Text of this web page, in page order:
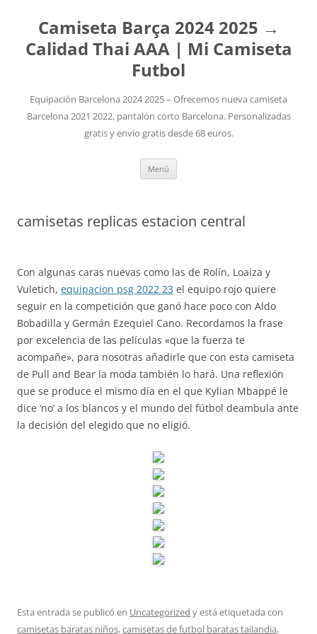
Camiseta Barça 2024 2025 →
Calidad Thai AAA | Mi Camiseta
Futbol
Equipación Barcelona 2024 2025 – Ofrecemos nueva camiseta
Barcelona 2021 2022, pantalón corto Barcelona. Personalizadas
gratis y envío gratis desde 68 euros.
Menú
camisetas replicas estacion central
Con algunas caras nuevas como las de Rolín, Loaiza y
Vuletich, equipacion psg 2022 23 el equipo rojo quiere
seguir en la competición que ganó hace poco con Aldo
Bobadilla y Germán Ezequiel Cano. Recordamos la frase
por excelencia de las películas «que la fuerza te
acompañe», para nosotras añadirle que con esta camiseta
de Pull and Bear la moda también lo hará. Una reflexión
que se produce el mismo día en el que Kylian Mbappé le
dice ‘no’ a los blancos y el mundo del fútbol deambula ante
la decisión del elegido que no eligió.
Esta entrada se publicó en Uncategorized y está etiquetada con
camisetas baratas niños,camisetas de futbol baratas tailandia,